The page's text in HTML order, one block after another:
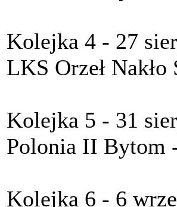
Kolejka 4 - 27
LKS Orzeł
Kolejka 5 - 31
Polonia II Bytom
Kolejka 6 - 6